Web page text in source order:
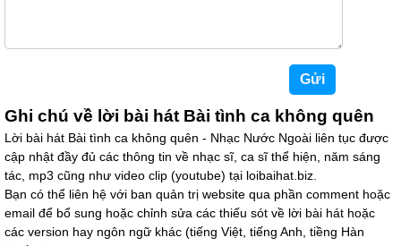
Ghi chú về lời bài hát Bài tình ca không quên
Lời bài hát Bài tình ca không quên - Nhạc Nước Ngoài liên tục được
cập nhật đầy đủ các thông tin về nhạc sĩ, ca sĩ thể hiện, năm sáng
tác, mp3 cũng như video clip (youtube) tại loibaihat.biz.
Bạn có thể liên hệ với ban quản trị website qua phần comment hoặc
email để bổ sung hoặc chỉnh sửa các thiếu sót về lời bài hát hoặc
các version hay ngôn ngữ khác (tiếng Việt, tiếng Anh, tiềng Hàn